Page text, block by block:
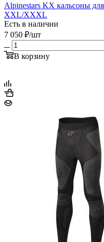
Alpinestars KX кальсоны
XXL/XXXL
Есть в наличии
7 050 ₽/шт
В корзину